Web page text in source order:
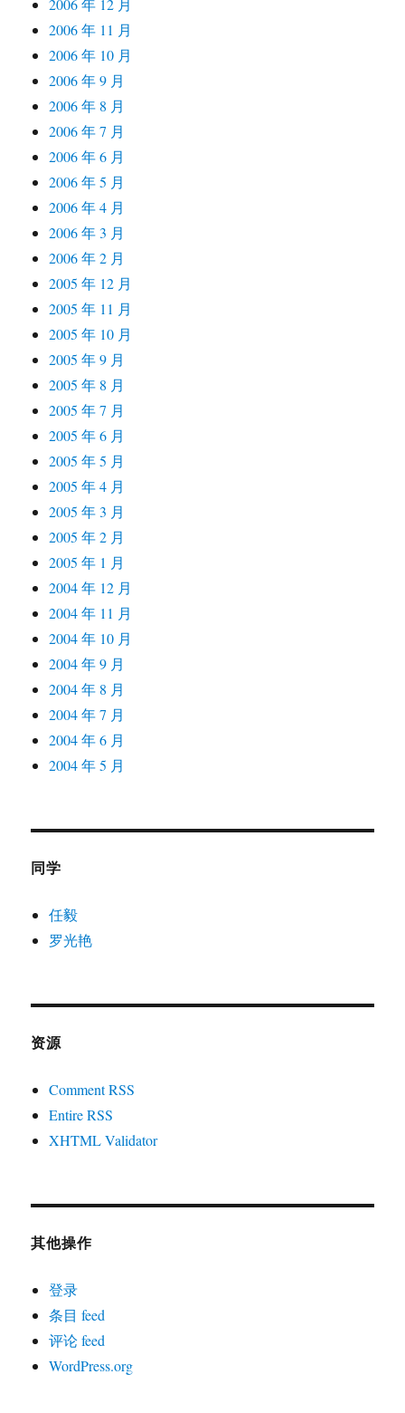
2006 年 12 月
2006 年 11 月
2006 年 10 月
2006 年 9 月
2006 年 8 月
2006 年 7 月
2006 年 6 月
2006 年 5 月
2006 年 4 月
2006 年 3 月
2006 年 2 月
2005 年 12 月
2005 年 11 月
2005 年 10 月
2005 年 9 月
2005 年 8 月
2005 年 7 月
2005 年 6 月
2005 年 5 月
2005 年 4 月
2005 年 3 月
2005 年 2 月
2005 年 1 月
2004 年 12 月
2004 年 11 月
2004 年 10 月
2004 年 9 月
2004 年 8 月
2004 年 7 月
2004 年 6 月
2004 年 5 月
同学
任毅
罗光艳
资源
Comment RSS
Entire RSS
XHTML Validator
其他操作
登录
条目 feed
评论 feed
WordPress.org